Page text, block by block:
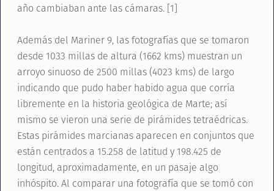
año cambiaban ante las cámaras. [1]
Además del Mariner 9, las fotografías que se tomaron
desde 1033 millas de altura (1662 kms) muestran un
arroyo sinuoso de 2500 millas (4023 kms) de largo
indicando que pudo haber habido agua que corría
libremente en la historia geológica de Marte; así
mismo se vieron una serie de pirámides tetraédricas.
Estas pirámides marcianas aparecen en conjuntos que
están centrados a 15.258 de latitud y 198.425 de
longitud, aproximadamente, en un pasaje algo
inhóspito. Al comparar una fotografía que se tomó con